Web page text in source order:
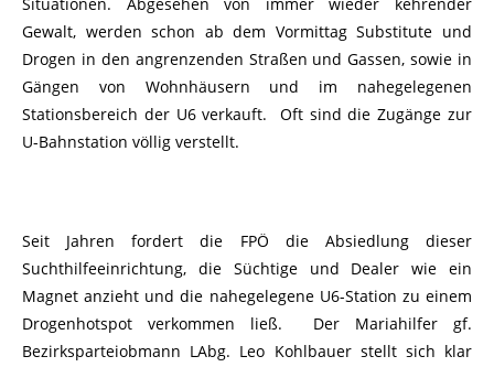
Gewalt, werden schon ab dem Vormittag Substitute und
Drogen in den angrenzenden Straßen und Gassen, sowie in
Gängen von Wohnhäusern und im nahegelegenen
Stationsbereich der U6 verkauft. Oft sind die Zugänge zur
U-Bahnstation völlig verstellt.
Seit Jahren fordert die FPÖ die Absiedlung dieser
Suchthilfeeinrichtung, die Süchtige und Dealer wie ein
Magnet anzieht und die nahegelegene U6-Station zu einem
Drogenhotspot verkommen ließ. Der Mariahilfer gf.
Bezirksparteiobmann LAbg. Leo Kohlbauer stellt sich klar